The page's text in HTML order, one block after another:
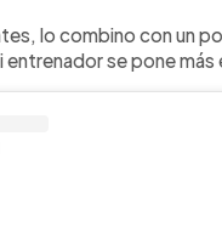
lo combino con un
entrenador se pone